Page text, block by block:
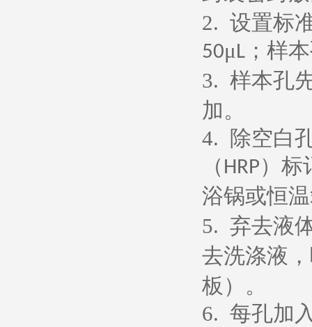
2. 设置标
50μL ；样
3. 样本孔
加。
4. 除空白
（ HRP）标
浴锅或恒
5. 弃去液
去洗涤液
板）。
6. 每孔加